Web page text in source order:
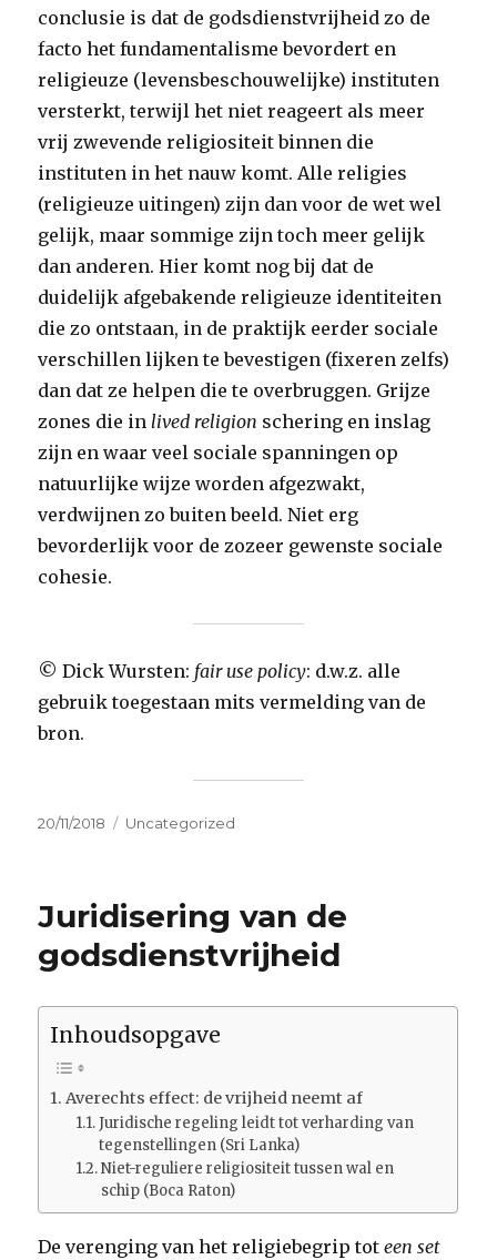
conclusie is dat de godsdienstvrijheid zo de
facto het fundamentalisme bevordert en
religieuze (levensbeschouwelijke) instituten
versterkt, terwijl het niet reageert als meer
vrij zwevende religiositeit binnen die
instituten in het nauw komt. Alle religies
(religieuze uitingen) zijn dan voor de wet wel
gelijk, maar sommige zijn toch meer gelijk
dan anderen. Hier komt nog bij dat de
duidelijk afgebakende religieuze identiteiten
die zo ontstaan, in de praktijk eerder sociale
verschillen lijken te bevestigen (fixeren zelfs)
dan dat ze helpen die te overbruggen. Grijze
zones die inlived religion schering en inslag
zijn en waar veel sociale spanningen op
natuurlijke wijze worden afgezwakt,
verdwijnen zo buiten beeld. Niet erg
bevorderlijk voor de zozeer gewenste sociale
cohesie.
© Dick Wursten: fair use policy: d.w.z. alle
gebruik toegestaan mits vermelding van de
bron.
Geplaatst
20/11/2018 Categorieën
Uncategorized
Juridisering van de
godsdienstvrijheid
Inhoudsopgave
Averechts effect: de vrijheid neemt af
Juridische regeling leidt tot verharding van
tegenstellingen (Sri Lanka)
Niet-reguliere religiositeit tussen wal en
schip (Boca Raton)
De verenging van het religiebegrip toteen set